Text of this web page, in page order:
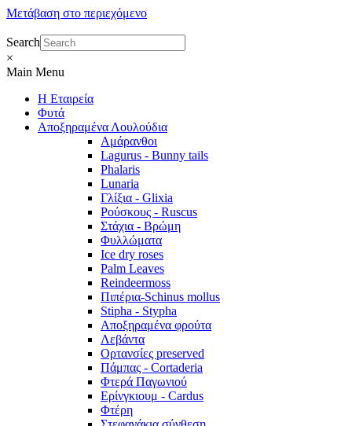
Μετάβαση στο περιεχόμενο
Search
×
Main Menu
Η Εταιρεία
Φυτά
Αποξηραμένα Λουλούδια
Αμάρανθοι
Lagurus - Bunny tails
Phalaris
Lunaria
Γλίξια - Glixia
Ρούσκους - Ruscus
Στάχια - Βρώμη
Φυλλώματα
Ice dry roses
Palm Leaves
Reindeermoss
Πιπέρια-Schinus mollus
Stipha - Stypha
Αποξηραμένα φρούτα
Λεβάντα
Ορτανσίες preserved
Πάμπας - Cortaderia
Φτερά Παγωνιού
Ερίνγκιουμ - Cardus
Φτέρη